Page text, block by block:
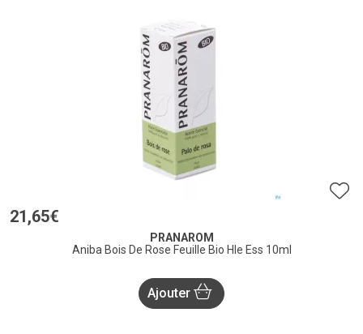
21 ,65€
PRANAROM
Aniba Bois De Rose Feuille Bio Hle Ess 10ml
Ajouter